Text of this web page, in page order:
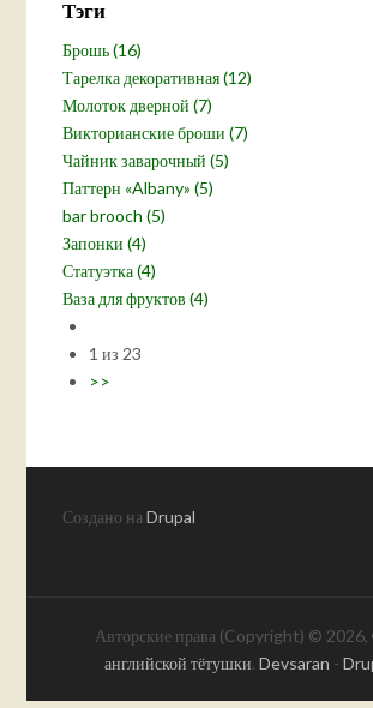
Тэги
Брошь (16)
Тарелка декоративная (12)
Молоток дверной (7)
Викторианские броши (7)
Чайник заварочный (5)
Паттерн «Albany» (5)
bar brooch (5)
Запонки (4)
Статуэтка (4)
Ваза для фруктов (4)
1 из 23
>>
Создано наDrupal
Авторские права (Copyright) © 2026,
английской тётушки. Devsaran -